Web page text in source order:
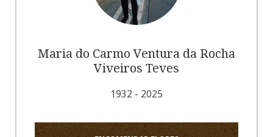
Maria do Carmo Ventura da Rocha
Viveiros Teves
1932 - 2025